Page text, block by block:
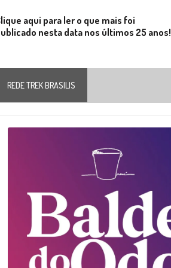
aqui para ler o que mais foi
nesta data nos últimos 25 anos!
REDE TREK BRASILIS
Player